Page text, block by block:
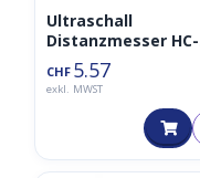
Ultraschall
Distanzmesser HC-
SR04 inkl. Halterung
CHF 5.57
exkl. MWST